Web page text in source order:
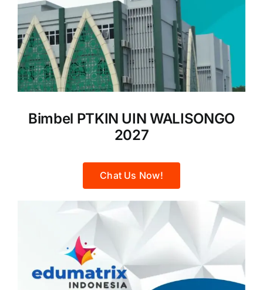
Bimbel PTKIN UIN WALISONGO
2027
Chat Us Now!